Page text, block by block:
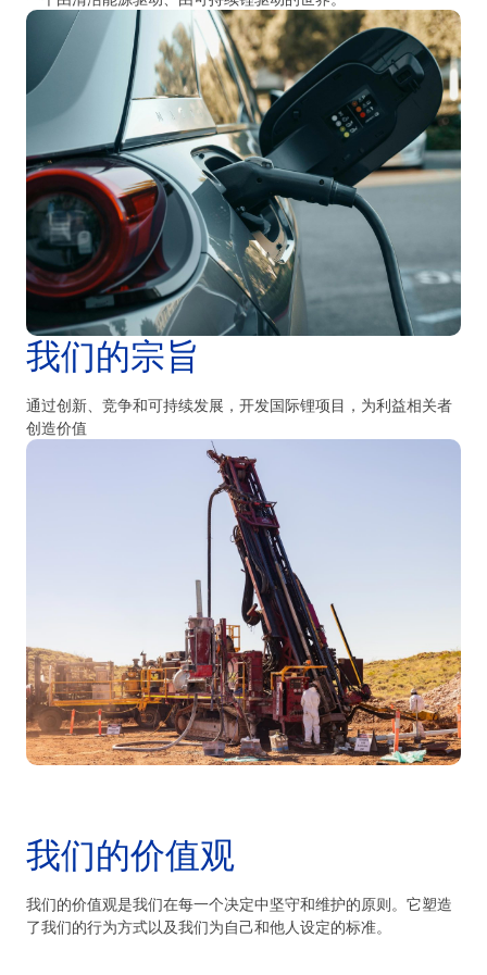
搜
索
我们的宗旨
通过创新、竞争和可持续发展，开发国际锂项目，为利益相关者
创造价值
我们的价值观
我们的价值观是我们在每一个决定中坚守和维护的原则。它塑造
了我们的行为方式以及我们为自己和他人设定的标准。